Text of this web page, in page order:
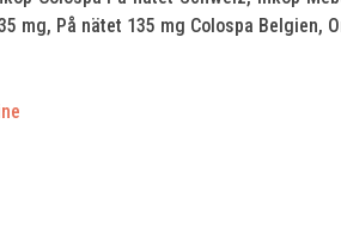
mg, På nätet 135 mg Colospa